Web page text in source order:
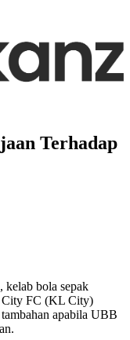
Terhadap
kelab bola sepak
City FC (KL City)
apabila UBB